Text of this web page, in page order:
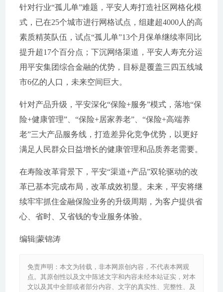
针对行业“孤儿单”难题，平安人寿打造社区网格化模
式，已在25个城市进行网格试点，组建超4000人的高
素质精英队伍，试点“孤儿单”13个月保单继续率同比
提升超17个百分点；下沉网络渠道，平安人寿充分运
用平安集团综合金融的优势，目标是覆盖三四五线城
市6亿的人口，未来空间巨大。
针对产品升级，平安深化“保险+服务”模式，落地“保
险+健康管理”、“保险+居家养老”、“保险+高端养
老”三大产品服务线，打造差异化竞争优势，以更好
满足人民群众日益增长的健康管理和品质养老需要。
在寿险改革背景下，平安“渠道+产品”双轮驱动的改
革已基本完成布局，改革成效初显。未来，平安将继
续牢牢抓住金融保险业务的升级周期，为客户提供省
心、省时、又省钱的专业服务体验。
编辑|蒙锦涛
免责声明：本文为转载，非本网原创内容，不代表本网观
点。其原创性以及文中陈述文字和内容未经本站证实，对本
文以及其中全部或者部分内容、文字的真实性、完整性、及